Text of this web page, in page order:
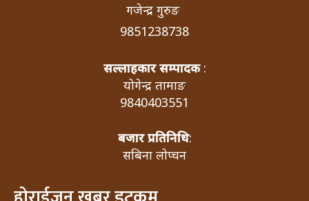
गजेन्द्र गुरुङ
9851238738
सल्लाहकार सम्पादक:
योगेन्द्र तामाङ
9840403551
बजार प्रतिनिधि:
सबिना लोप्चन